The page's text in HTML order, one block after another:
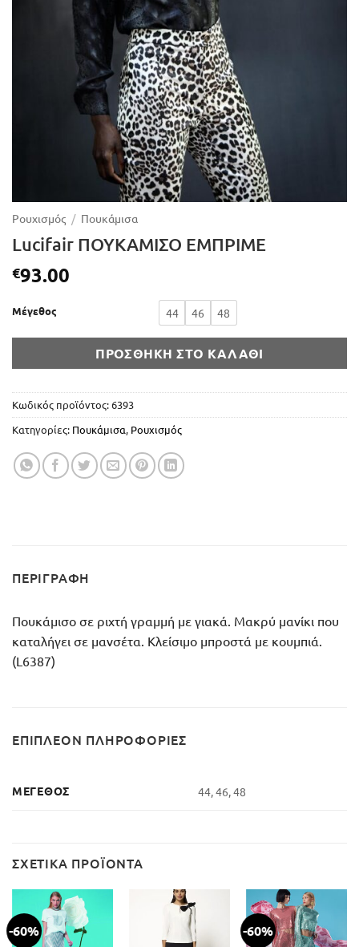
Ρουχισμός / Πουκάμισα
Lucifair ΠΟΥΚΑΜΙΣΟ ΕΜΠΡΙΜΕ
€93.00
Μέγεθος 44 46 48
ΠΡΟΣΘΉΚΗ ΣΤΟ ΚΑΛΆΘΙ
Κωδικός προϊόντος:6393
Κατηγορίες: Πουκάμισα, Ρουχισμός
ΠΕΡΙΓΡΑΦΉ
Πουκάμισο σε ριχτή γραμμή με γιακά. Μακρύ μανίκι που
καταλήγει σε μανσέτα. Κλείσιμο μπροστά με κουμπιά.
(L6387)
ΕΠΙΠΛΈΟΝ ΠΛΗΡΟΦΟΡΊΕΣ
ΜΈΓΕΘΟΣ 44, 46, 48
ΣΧΕΤΙΚΆ ΠΡΟΪΌΝΤΑ
-60% -60%